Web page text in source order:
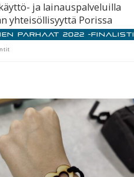
ja lainauspalveluilla
yhteisöllisyyttä Porissa
parhaat 2022 -finalisti